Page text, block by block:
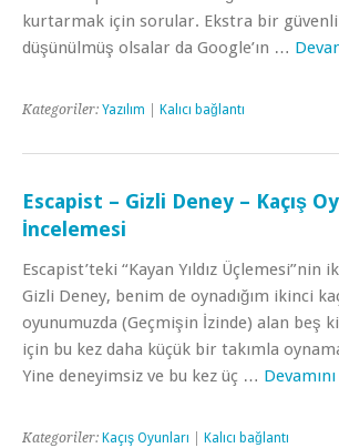
kurtarmak için sorular. Ekstra bir
düşünülmüş olsalar da Google’ın …
Kategoriler: Yazılım Kalıcı bağlantı
Escapist – Gizli Deney – Kaçış
İncelemesi
Escapist’teki “Kayan Yıldız Üçlemesi”nin
Gizli Deney, benim de oynadığım ikinci
oyunumuzda (Geçmişin İzinde) alan beş
için bu kez daha küçük bir takımla
Yine deneyimsiz ve bu kez üç …
Kategoriler: Kaçış Oyunları Kalıcı bağlantı